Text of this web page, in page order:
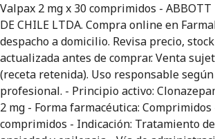
Valpax 2 mg x 30 comprimidos - ABBOTT
DE CHILE LTDA. Compra online en
despacho a domicilio. Revisa precio,
actualizada antes de comprar. Venta
(receta retenida). Uso responsable
profesional. - Principio activo:
2 mg - Forma farmacéutica: Comprimidos
comprimidos - Indicación: Tratamiento